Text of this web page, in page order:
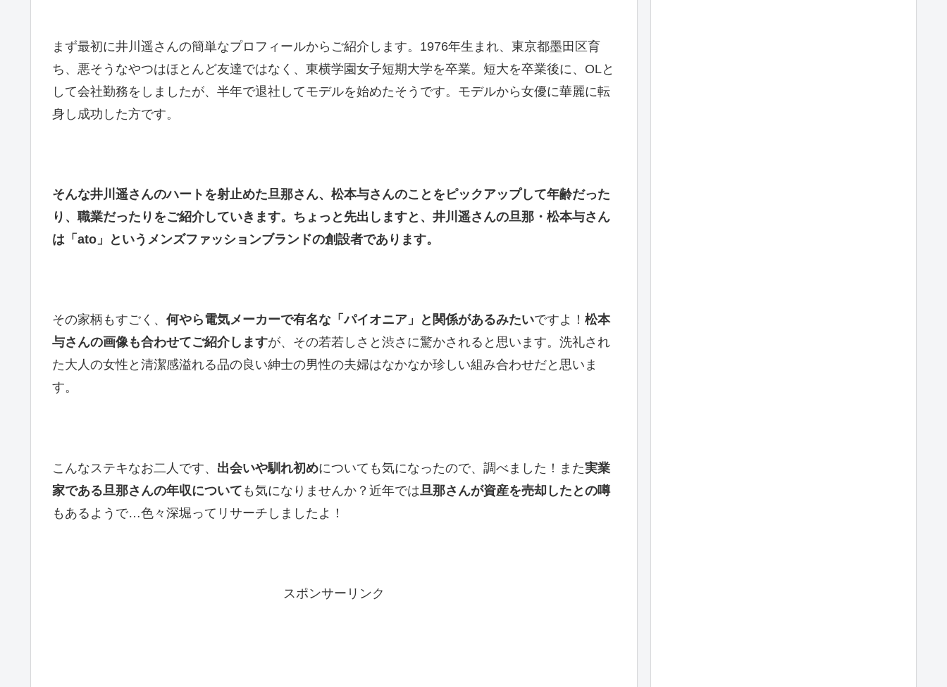
まず最初に井川遥さんの簡単なプロフィールからご紹介します。1976年生まれ、東京都墨田区育
ち、悪そうなやつはほとんど友達ではなく、東横学園女子短期大学を卒業。短大を卒業後に、OLと
して会社勤務をしましたが、半年で退社してモデルを始めたそうです。モデルから女優に華麗に転
身し成功した方です。
そんな井川遥さんのハートを射止めた旦那さん、松本与さんのことをピックアップして年齢だった
り、職業だったりをご紹介していきます。ちょっと先出しますと、井川遥さんの旦那・松本与さん
は「ato」というメンズファッションブランドの創設者であります。
その家柄もすごく、 何やら電気メーカーで有名な「パイオニア」と関係があるみたいですよ！ 松本
与さんの画像も合わせてご紹介しますが、その若若しさと渋さに驚かされると思います。洗礼され
た大人の女性と清潔感溢れる品の良い紳士の男性の夫婦はなかなか珍しい組み合わせだと思いま
す。
こんなステキなお二人です、 出会いや馴れ初めについても気になったので、調べました！また実業
家である旦那さんの年収について も気になりませんか？近年では旦那さんが資産を売却したとの噂
もあるようで…色々深堀ってリサーチしましたよ！
スポンサーリンク